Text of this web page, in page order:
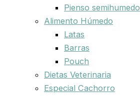
Pienso semihumedo
Alimento Húmedo
Latas
Barras
Pouch
Dietas Veterinaria
Especial Cachorro